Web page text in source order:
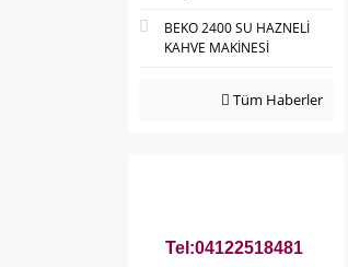
BEKO 2400 SU HAZNELİ
KAHVE MAKİNESİ
Tüm Haberler
Tel:04122518481